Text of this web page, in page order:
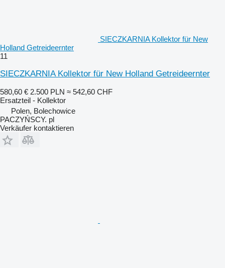
SIECZKARNIA Kollektor für New
Holland Getreideernter
11
SIECZKARNIA Kollektor für New Holland Getreideernter
580,60 € 2.500 PLN ≈ 542,60 CHF
Ersatzteil - Kollektor
Polen, Bolechowice
PACZYŃSCY. pl
Verkäufer kontaktieren